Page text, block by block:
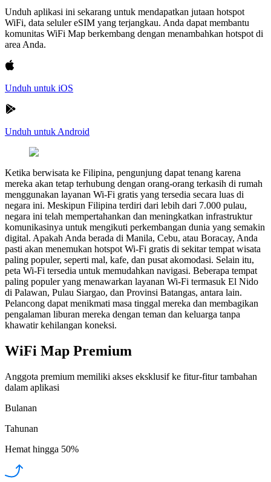
Unduh aplikasi ini sekarang untuk mendapatkan jutaan hotspot
WiFi, data seluler eSIM yang terjangkau. Anda dapat membantu
komunitas WiFi Map berkembang dengan menambahkan hotspot di
area Anda.
Unduh untuk iOS
Unduh untuk Android
Ketika berwisata ke Filipina, pengunjung dapat tenang karena
mereka akan tetap terhubung dengan orang-orang terkasih di rumah
menggunakan layanan Wi-Fi gratis yang tersedia secara luas di
negara ini. Meskipun Filipina terdiri dari lebih dari 7.000 pulau,
negara ini telah mempertahankan dan meningkatkan infrastruktur
komunikasinya untuk mengikuti perkembangan dunia yang semakin
digital. Apakah Anda berada di Manila, Cebu, atau Boracay, Anda
pasti akan menemukan hotspot Wi-Fi gratis di sekitar tempat wisata
paling populer, seperti mal, kafe, dan pusat akomodasi. Selain itu,
peta Wi-Fi tersedia untuk memudahkan navigasi. Beberapa tempat
paling populer yang menawarkan layanan Wi-Fi termasuk El Nido
di Palawan, Pulau Siargao, dan Provinsi Batangas, antara lain.
Pelancong dapat menikmati masa tinggal mereka dan membagikan
pengalaman liburan mereka dengan teman dan keluarga tanpa
khawatir kehilangan koneksi.
WiFi Map Premium
Anggota premium memiliki akses eksklusif ke fitur-fitur tambahan
dalam aplikasi
Bulanan
Tahunan
Hemat hingga 50%